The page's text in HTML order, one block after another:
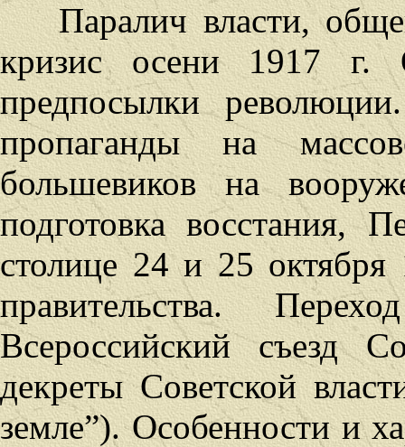
Паралич власти,
кризис осени 1917 г.
предпосылки
пропаганды на
большевиков на
подготовка восстания,
столице 24 и 25
правительства.
Всероссийский съезд
декреты Советской
земле”). Особенности и